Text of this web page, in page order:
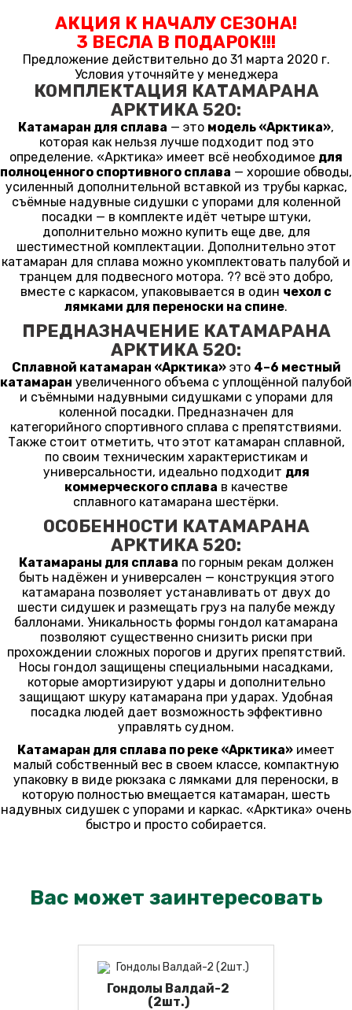
АКЦИЯ К НАЧАЛУ СЕЗОНА!
3 ВЕСЛА В ПОДАРОК!!!
Предложение действительно до 31 марта 2020 г.
Условия уточняйте у менеджера
КОМПЛЕКТАЦИЯ КАТАМАРАНА
АРКТИКА 520:
Катамаран для сплава — это модель «Арктика»,
которая как нельзя лучше подходит под это
определение. «Арктика» имеет всё необходимое для
полноценного спортивного сплава — хорошие обводы,
усиленный дополнительной вставкой из трубы каркас,
съёмные надувные сидушки с упорами для коленной
посадки — в комплекте идёт четыре штуки,
дополнительно можно купить еще две, для
шестиместной комплектации. Дополнительно этот
катамаран для сплава можно укомплектовать палубой и
транцем для подвесного мотора. ?? всё это добро,
вместе с каркасом, упаковывается в один чехол с
лямками для переноски на спине.
ПРЕДНАЗНАЧЕНИЕ КАТАМАРАНА
АРКТИКА 520:
Сплавной катамаран «Арктика»это 4–6 местный
катамаран увеличенного объема с уплощённой палубой
и съёмными надувными сидушками с упорами для
коленной посадки. Предназначен для
категорийного спортивного сплава с препятствиями.
Также стоит отметить, что этот катамаран сплавной,
по своим техническим характеристикам и
универсальности, идеально подходит для
коммерческого сплава в качестве
сплавного катамарана шестёрки.
ОСОБЕННОСТИ КАТАМАРАНА
АРКТИКА 520:
Катамараны для сплава по горным рекам должен
быть надёжен и универсален — конструкция этого
катамарана позволяет устанавливать от двух до
шести сидушек и размещать груз на палубе между
баллонами. Уникальность формы гондол катамарана
позволяют существенно снизить риски при
прохождении сложных порогов и других препятствий.
Носы гондол защищены специальными насадками,
которые амортизируют удары и дополнительно
защищают шкуру катамарана при ударах. Удобная
посадка людей дает возможность эффективно
управлять судном.
Катамаран для сплава по реке «Арктика» имеет
малый собственный вес в своем классе, компактную
упаковку в виде рюкзака с лямками для переноски, в
которую полностью вмещается катамаран, шесть
надувных сидушек с упорами и каркас. «Арктика» очень
быстро и просто собирается.
Вас может заинтересовать
Гондолы Валдай-2
(2шт.)